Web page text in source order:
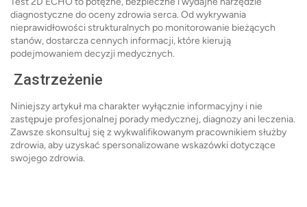
diagnostyczne do oceny zdrowia serca. Od wykrywania
nieprawidłowości strukturalnych po monitorowanie bieżących
stanów, dostarcza cennych informacji, które kierują
podejmowaniem decyzji medycznych.
Zastrzeżenie
Niniejszy artykuł ma charakter wyłącznie informacyjny i nie
zastępuje profesjonalnej porady medycznej, diagnozy ani leczenia.
Zawsze skonsultuj się z wykwalifikowanym pracownikiem służby
zdrowia, aby uzyskać spersonalizowane wskazówki dotyczące
swojego zdrowia.